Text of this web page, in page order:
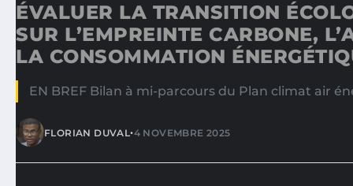
ÉVALUER LA TRANSITION
SUR L’EMPREINTE CARBONE,
LA CONSOMMATION
EN BREF Bilan à mi-parcours du Plan climat air
FLORIAN DUVAL•4 NOVEMBRE 2025